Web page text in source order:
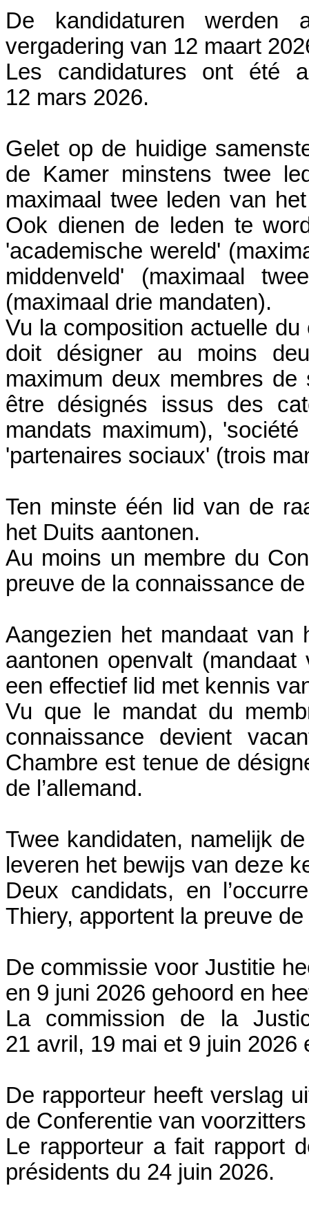
De kandidaturen werden
vergadering van 12 maart
Les candidatures ont été
12 mars 2026.
Gelet op de huidige
de Kamer minstens twee
maximaal twee leden van
Ook dienen de leden te
'academische wereld'
middenveld' (maximaal
(maximaal drie mandaten).
Vu la composition actuelle du
doit désigner au moins
maximum deux membres
être désignés issus des
mandats maximum),
'partenaires sociaux' (trois
Ten minste één lid van de
het Duits aantonen.
Au moins un membre du
preuve de la connaissance de
Aangezien het mandaat
aantonen openvalt
een effectief lid met kennis
Vu que le mandat du
connaissance devient
Chambre est tenue de
de l’allemand.
Twee kandidaten, namelijk
leveren het bewijs van deze
Deux candidats, en
Thiery, apportent la preuve
De commissie voor Justitie
en 9 juni 2026 gehoord en
La commission de la
21 avril, 19 mai et 9 juin 2026
De rapporteur heeft verslag
de Conferentie van
Le rapporteur a fait rapport
présidents du 24 juin 2026.